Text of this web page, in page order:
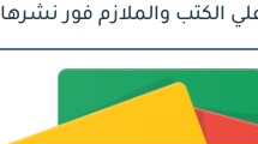
الكتب والملازم فور نشرها